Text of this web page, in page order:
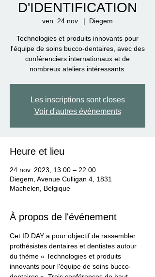
D'IDENTIFICATION
ven. 24 nov.
  |
Diegem
Technologies et produits innovants pour
l'équipe de soins bucco-dentaires, avec des
conférenciers internationaux et de
nombreux ateliers intéressants.
Les inscriptions sont closes
Voir d'autres événements
Heure et lieu
24 nov. 2023, 13:00 – 22:00
Diegem, Avenue Culligan 4, 1831
Machelen, Belgique
À propos de l'événement
Cet ID DAY a pour objectif de rassembler
prothésistes dentaires et dentistes autour
du thème « Technologies et produits
innovants pour l'équipe de soins bucco-